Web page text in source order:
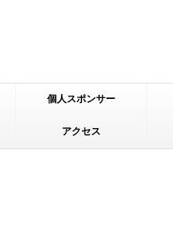
個人スポンサー
アクセス